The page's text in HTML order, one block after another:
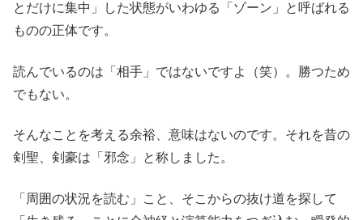
とだけに集中」した状態がいわゆる「ゾーン」と呼ばれる
ものの正体です。
読んでいるのは「相手」ではないですよ（笑）。勝つため
でもない。
そんなことを考える余裕、意味はないのです。それを昔の
剣聖、剣豪は「邪念」と称しました。
「周囲の状況を読む」こと、そこからの抜け道を探して